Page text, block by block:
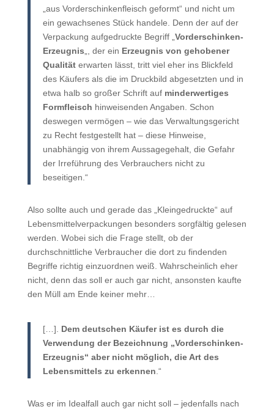
„aus Vorderschinkenfleisch geformt“ und nicht um
ein gewachsenes Stück handele. Denn der auf der
Verpackung aufgedruckte Begriff „ Vorderschinken-
Erzeugnis „, der ein Erzeugnis von gehobener
Qualitäterwarten lässt, tritt viel eher ins Blickfeld
des Käufers als die im Druckbild abgesetzten und in
etwa halb so großer Schrift auf minderwertiges
Formfleisch hinweisenden Angaben. Schon
deswegen vermögen – wie das Verwaltungsgericht
zu Recht festgestellt hat – diese Hinweise,
unabhängig von ihrem Aussagegehalt, die Gefahr
der Irreführung des Verbrauchers nicht zu
beseitigen.“
Also sollte auch und gerade das „Kleingedruckte“ auf
Lebensmittelverpackungen besonders sorgfältig gelesen
werden. Wobei sich die Frage stellt, ob der
durchschnittliche Verbraucher die dort zu findenden
Begriffe richtig einzuordnen weiß. Wahrscheinlich eher
nicht, denn das soll er auch gar nicht, ansonsten kaufte
den Müll am Ende keiner mehr…
[…]. Dem deutschen Käufer ist es durch die
Verwendung der Bezeichnung „Vorderschinken-
Erzeugnis“ aber nicht möglich, die Art des
Lebensmittels zu erkennen .“
Was er im Idealfall auch gar nicht soll – jedenfalls nach